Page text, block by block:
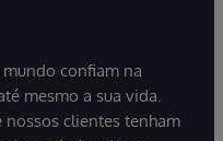
confiam na
mesmo a sua vida.
nossos clientes tenham